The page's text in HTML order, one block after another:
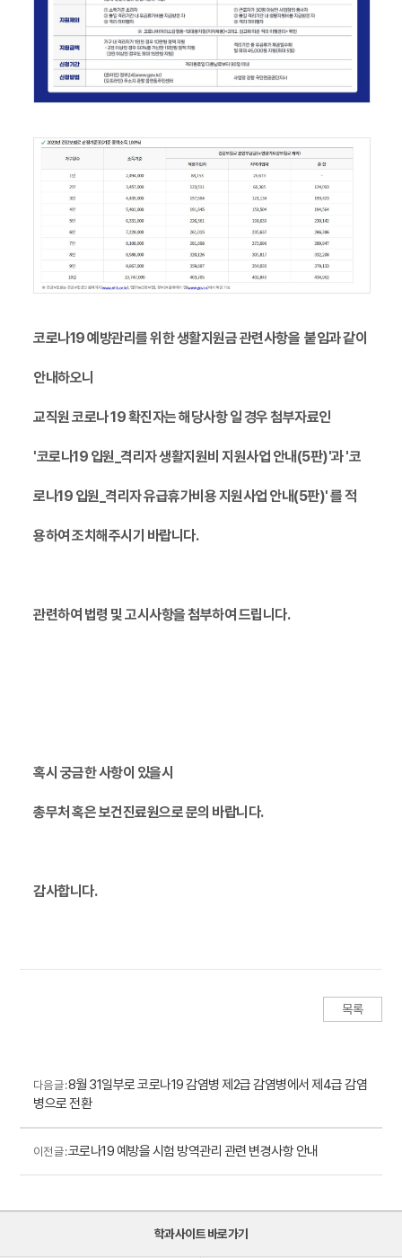
코로나19 예방관리를 위한 생활지원금 관련사항을 붙임과 같이
안내하오니
교직원 코로나 19 확진자는 해당사항 일 경우 첨부자료인
'코로나19 입원_격리자 생활지원비 지원사업 안내(5판)'과 '코
로나19 입원_격리자 유급휴가비용 지원사업 안내(5판)'를 적
용하여 조치해주시기 바랍니다.
관련하여 법령 및 고시사항을 첨부하여 드립니다.
혹시 궁금한 사항이 있을시
총무처 혹은 보건진료원으로 문의 바랍니다.
감사합니다.
목록
다음 글 :8월 31일부로 코로나19 감염병 제2급 감염병에서 제4급 감염
병으로 전환
이전 글 :코로나19 예방을 시험 방역관리 관련 변경사항 안내
학과사이트 바로가기